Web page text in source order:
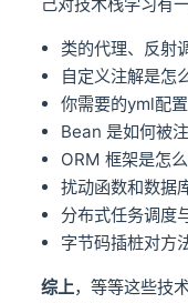
类的代理、反射
自定义注解是怎
你需要的yml配
Bean 是如何被
ORM 框架是怎
扰动函数和数据
分布式任务调度
字节码插桩对方
综上，等等这些技